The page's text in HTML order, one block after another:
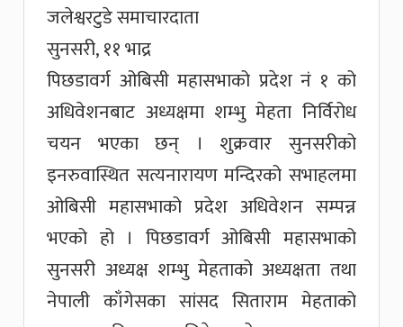
जलेश्वरटुडे समाचारदाता
सुनसरी, ११ भाद्र
पिछडावर्ग ओबिसी महासभाको प्रदेश नं १ को
अधिवेशनबाट अध्यक्षमा शम्भु मेहता निर्विरोध
चयन भएका छन् । शुक्रवार सुनसरीको
इनरुवास्थित सत्यनारायण मन्दिरको सभाहलमा
ओबिसी महासभाको प्रदेश अधिवेशन सम्पन्न
भएको हो । पिछडावर्ग ओबिसी महासभाको
सुनसरी अध्यक्ष शम्भु मेहताको अध्यक्षता तथा
नेपाली काँगेसका सांसद सिताराम मेहताको